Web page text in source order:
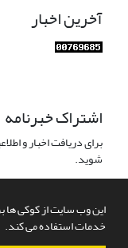
این وب سایت از کوکی ها
خدمات استفاده می کند.
آخرین اخبار
اشتراک خبرنامه
برای دریافت اخبار و
شوید.